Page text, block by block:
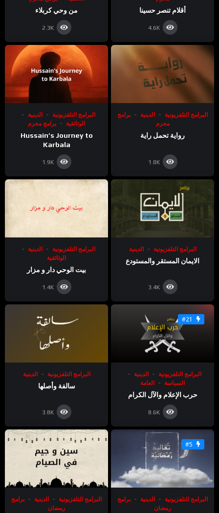
أقلام تنصر حسينا
4.6K
من وحي كربلاء
2.3K
البرامج التلفزيونية الدينية
برامج
محرم
رواية تحمل راية
1.8K
البرامج التلفزيونية
الدينية
الوثائقية
برامج محرم
Hussain’s Journey to
Karbala
1.9K
البرامج التلفزيونية الدينية
الايمان المستقر والمستودع
3.4K
البرامج التلفزيونية
الدينية
الوثائقية
بيت الوحي دار و مزار
1.4K
#21
البرامج التلفزيونية
الدينية
السياسة
العامة
حرب الإعلام والآل الكرام
8.6K
البرامج التلفزيونية الدينية
سالفة وأصلها
3.8K
#5
البرامج التلفزيونية الدينية
برامج
رمضان
البرامج التلفزيونية الدينية
برامج
رمضان